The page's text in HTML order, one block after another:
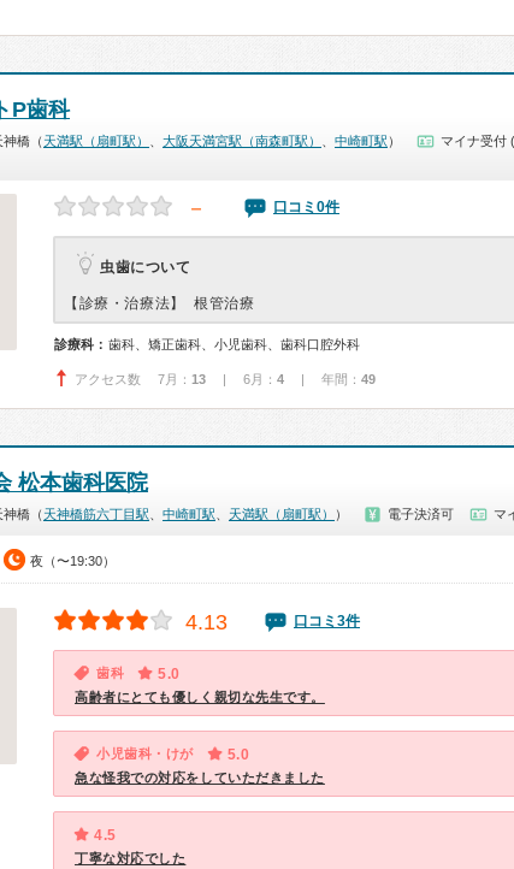
P歯科
橋（ 天満駅（扇町駅） 大阪天満宮駅（南森町駅） 中崎町駅 ）
マイナ受付
－ 口コミ0件
虫歯について
【診療・治療法】 根管治療
診療科： 歯科、矯正歯科、小児歯科、歯科口腔外科
アクセス数 7月： 13 | 6月： 4 | 年間： 49
松本歯科医院
橋（ 天神橋筋六丁目駅 中崎町駅 天満駅（扇町駅） ） 電子決済可 マ
夜（〜19:30）
4.13 口コミ3件
歯科 5.0
高齢者にとても優しく親切な先生です。
小児歯科・けが 5.0
急な怪我での対応をしていただきました
4.5
丁寧な対応でした